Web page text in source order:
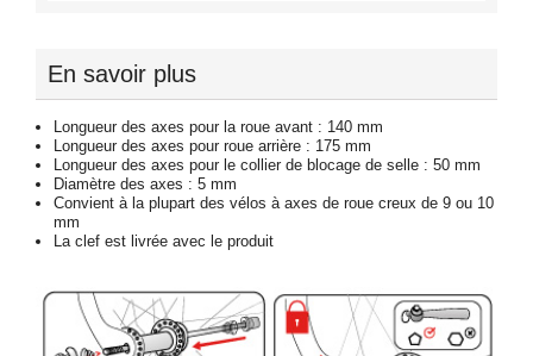
En savoir plus
Longueur des axes pour la roue avant : 140 mm
Longueur des axes pour roue arrière : 175 mm
Longueur des axes pour le collier de blocage de selle : 50 mm
Diamètre des axes : 5 mm
Convient à la plupart des vélos à axes de roue creux de 9 ou 10
mm
La clef est livrée avec le produit